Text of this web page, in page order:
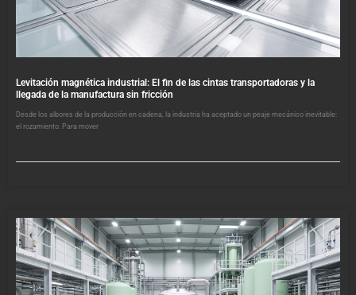
Levitación magnética industrial: El fin de las cintas transportadoras y la
llegada de la manufactura sin fricción
Desde los albores de la producción en cadena, la industria ha aceptado un peaje mecánico inevitable:
el rozamiento. Para mover